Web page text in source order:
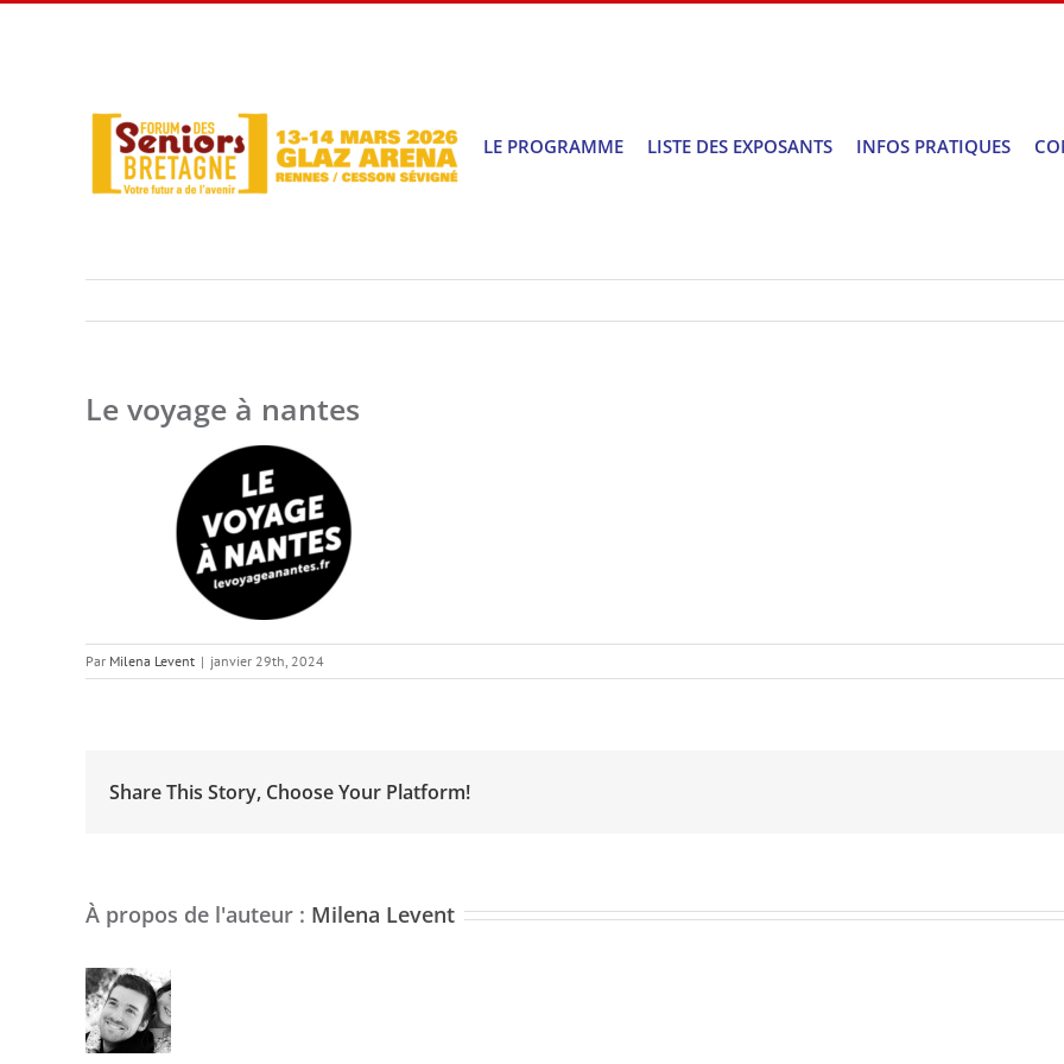
Passer
LE PROGRAMME LISTE DES EXPOSANTS INFOS PRATIQUES
Le voyage à nantes
Par Milena Levent | janvier 29th, 2024
Share This Story, Choose Your Platform!
À propos de l'auteur : Milena Levent